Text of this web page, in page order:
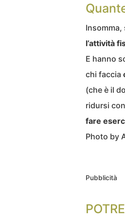
l’attività
E hanno
chi faccia
(che è il
ridursi
fare
Photo by
Pubblicità